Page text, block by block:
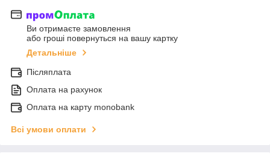
Ви отримаєте замовлення
або гроші повернуться на вашу картку
Детальніше
Післяплата
Оплата на рахунок
Оплата на карту monobank
Всі умови оплати